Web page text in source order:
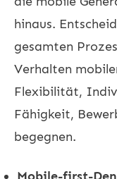
hinaus.
gesamten
Verhalten
Flexibilität,
Fähigkeit,
begegnen.